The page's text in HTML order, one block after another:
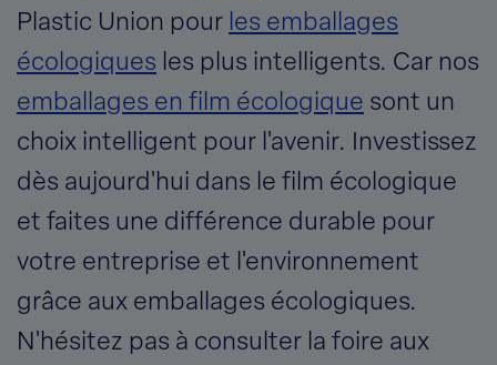
Plastic Union pour les emballages
écologiques les plus intelligents. Car nos
emballages en film écologique sont un
choix intelligent pour l'avenir. Investissez
dès aujourd'hui dans le film écologique
et faites une différence durable pour
votre entreprise et l'environnement
grâce aux emballages écologiques.
N'hésitez pas à consulter la foire aux